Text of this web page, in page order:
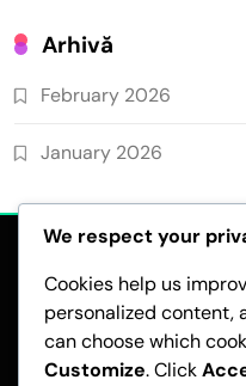
Arhivă
February 2026
January 2026
We respect your
Cookies help us
personalized content,
can choose which
Customize. Click